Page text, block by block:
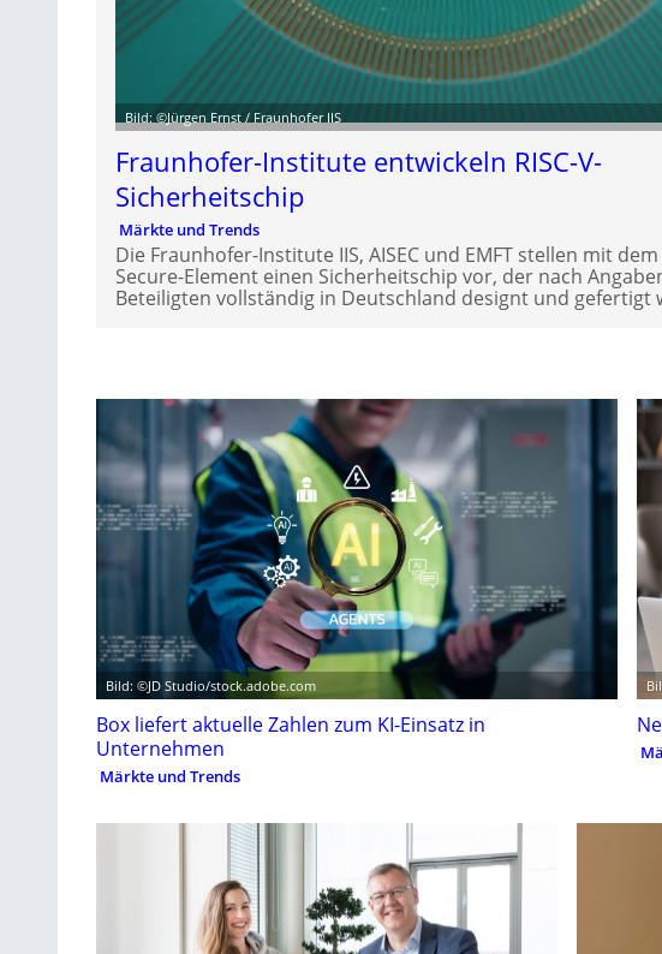
Bild: ©Jürgen Ernst / Fraunhofer IIS
Fraunhofer-Institute entwickeln RISC-V-
Sicherheitschip
Märkte und Trends
Die Fraunhofer-Institute IIS, AISEC und EMFT stellen mit dem
Secure-Element einen Sicherheitschip vor, der nach
Beteiligten vollständig in Deutschland designt und gefertigt
Bild: ©JD Studio/stock.adobe.com
Box liefert aktuelle Zahlen zum KI-Einsatz in
Unternehmen
Märkte und Trends